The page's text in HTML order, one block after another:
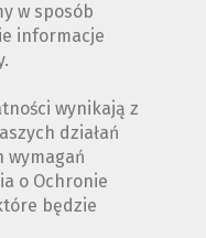
w sposób
informacje
wynikają z
działań
wymagań
o Ochronie
będzie